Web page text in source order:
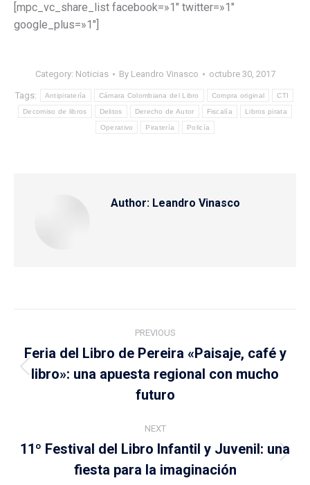
[mpc_vc_share_list facebook=»1″ twitter=»1″
google_plus=»1″]
Category: Noticias By Leandro Vinasco octubre 30, 2017
Tags: Antipiratería Cámara Colombiana del Libro Compra original CTI
Decomiso de libros Delitos Derecho de Autor Fiscalía Libros pirata
Operativo Piratería Policía
Author: Leandro Vinasco
navigation
PREVIOUS
Previous
post:
Feria del Libro de Pereira «Paisaje, café y
libro»: una apuesta regional con mucho
futuro
NEXT
post:
11º Festival del Libro Infantil y Juvenil: una
fiesta para la imaginación